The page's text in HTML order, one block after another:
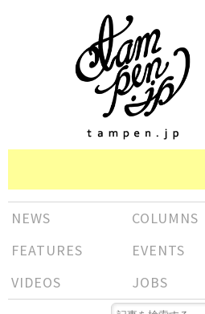
NEWS
COLUMNS
FEATURES
EVENTS
VIDEOS
JOBS